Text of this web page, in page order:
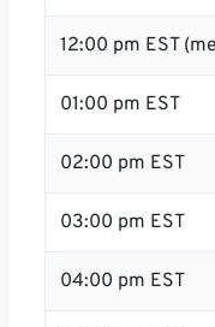
12:00 pm EST
01:00 pm EST
02:00 pm EST
03:00 pm EST
04:00 pm EST